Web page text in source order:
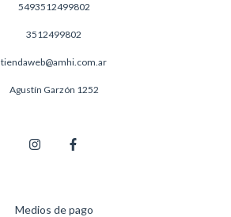
5493512499802
3512499802
tiendaweb@amhi.com.ar
Agustín Garzón 1252
Medios de pago